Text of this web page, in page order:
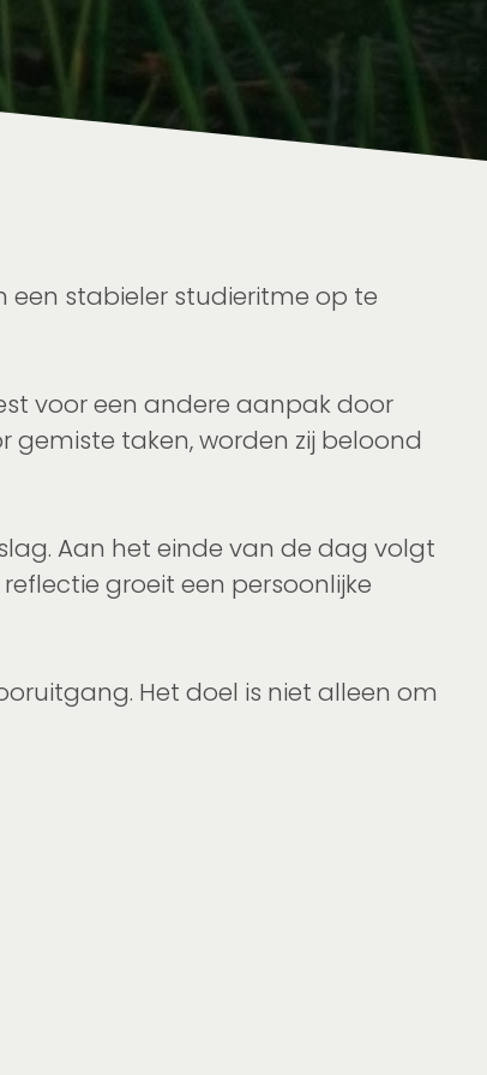
stabieler studieritme op te
voor een andere aanpak door
taken, worden zij beloond
Aan het einde van de dag volgt
groeit een persoonlijke
Het doel is niet alleen om